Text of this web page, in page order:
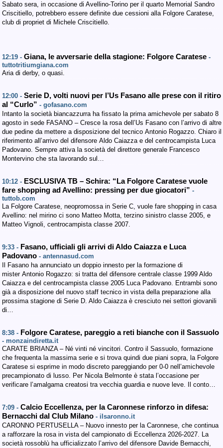
Sabato sera, in occasione di Avellino-Torino per il quarto Memorial Sandro
Criscitiello, potrebbero essere definite due cessioni alla Folgore Caratese,
club di propriet di Michele Criscitiello.
12:19 - Giana, le avversarie della stagione: Folgore Caratese -
tuttotritiumgiana.com
Aria di derby, o quasi.
12:00 - Serie D, volti nuovi per l’Us Fasano alle prese con il ritiro
al “Curlo” - gofasano.com
Intanto la società biancazzurra ha fissato la prima amichevole per sabato 8
agosto in sede FASANO – Cresce la rosa dell’Us Fasano con l’arrivo di altre
due pedine da mettere a disposizione del tecnico Antonio Rogazzo. Chiaro il
riferimento all’arrivo del difensore Aldo Caiazza e del centrocampista Luca
Padovano. Sempre attiva la società del direttore generale Francesco
Montervino che sta lavorando sul…
10:12 - ESCLUSIVA TB – Schira: “La Folgore Caratese vuole
fare shopping ad Avellino: pressing per due giocatori” -
tuttob.com
La Folgore Caratese, neopromossa in Serie C, vuole fare shopping in casa
Avellino: nel mirino ci sono Matteo Motta, terzino sinistro classe 2005, e
Matteo Vignoli, centrocampista classe 2007.
9:33 - Fasano, ufficiali gli arrivi di Aldo Caiazza e Luca
Padovano - antennasud.com
Il Fasano ha annunciato un doppio innesto per la formazione di
mister Antonio Rogazzo: si tratta del difensore centrale classe 1999 Aldo
Caiazza e del centrocampista classe 2005 Luca Padovano. Entrambi sono
già a disposizione del nuovo staff tecnico in vista della preparazione alla
prossima stagione di Serie D. Aldo Caiazza è cresciuto nei settori giovanili
di…
8:38 - Folgore Caratese, pareggio a reti bianche con il Sassuolo
- monzaindiretta.it
CARATE BRIANZA – Né vinti né vincitori. Contro il Sassuolo, formazione
che frequenta la massima serie e si trova quindi due piani sopra, la Folgore
Caratese si esprime in modo discreto pareggiando per 0-0 nell’amichevole
precampionato di lusso. Per Nicola Belmonte è stata l’occasione per
verificare l’amalgama creatosi tra vecchia guardia e nuove leve. Il conto…
7:09 - Calcio Eccellenza, per la Caronnese rinforzo in difesa:
Bernacchi dal Club Milano - ilsaronno.it
CARONNO PERTUSELLA – Nuovo innesto per la Caronnese, che continua
a rafforzare la rosa in vista del campionato di Eccellenza 2026-2027. La
società rossoblù ha ufficializzato l’arrivo del difensore Davide Bernacchi,